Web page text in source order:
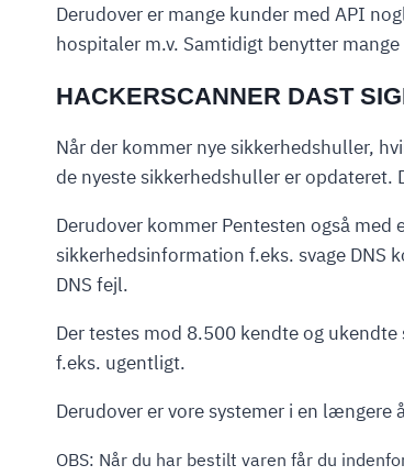
Derudover er mange kunder med API
hospitaler m.v. Samtidigt benytter
HACKERSCANNER DAST
Når der kommer nye sikkerhedshuller,
de nyeste sikkerhedshuller er
Derudover kommer Pentesten også
sikkerhedsinformation f.eks. svage
DNS fejl.
Der testes mod 8.500 kendte og
f.eks. ugentligt.
Derudover er vore systemer i en
OBS: Når du har bestilt varen får du